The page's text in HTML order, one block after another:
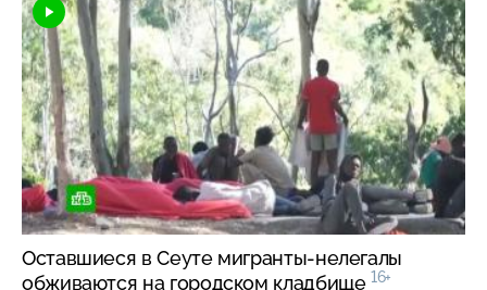
Оставшиеся в Сеуте мигранты-нелегалы
обживаются на городском кладбище 16+